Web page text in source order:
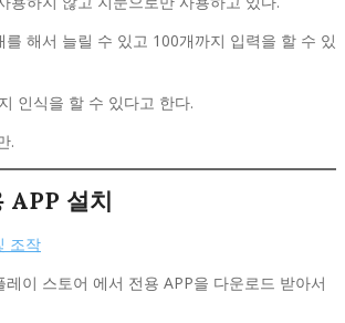
를 해서 늘릴 수 있고 100개까지 입력을 할 수 있
인식을 할 수 있다고 한다.
.
APP 설치
이 스토어 에서 전용 APP을 다운로드 받아서